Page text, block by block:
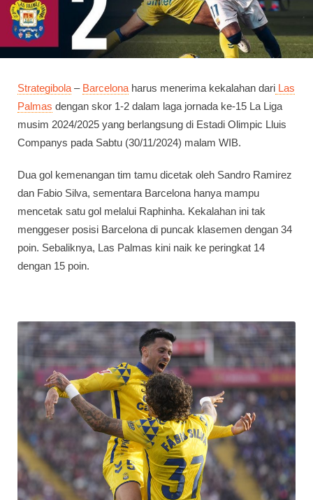
Strategibola – Barcelona harus menerima kekalahan dari Las
Palmas dengan skor 1-2 dalam laga jornada ke-15 La Liga
musim 2024/2025 yang berlangsung di Estadi Olimpic Lluis
Companys pada Sabtu (30/11/2024) malam WIB.
Dua gol kemenangan tim tamu dicetak oleh Sandro Ramirez
dan Fabio Silva, sementara Barcelona hanya mampu
mencetak satu gol melalui Raphinha. Kekalahan ini tak
menggeser posisi Barcelona di puncak klasemen dengan 34
poin. Sebaliknya, Las Palmas kini naik ke peringkat 14
dengan 15 poin.